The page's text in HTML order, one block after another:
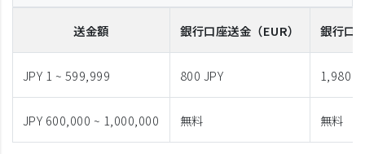
送金額 銀行口座送金 （EUR） 銀行口
JPY 1 ~ 599,999 800 JPY 1,980
JPY 600,000 ~ 1,000,000 無料 無料